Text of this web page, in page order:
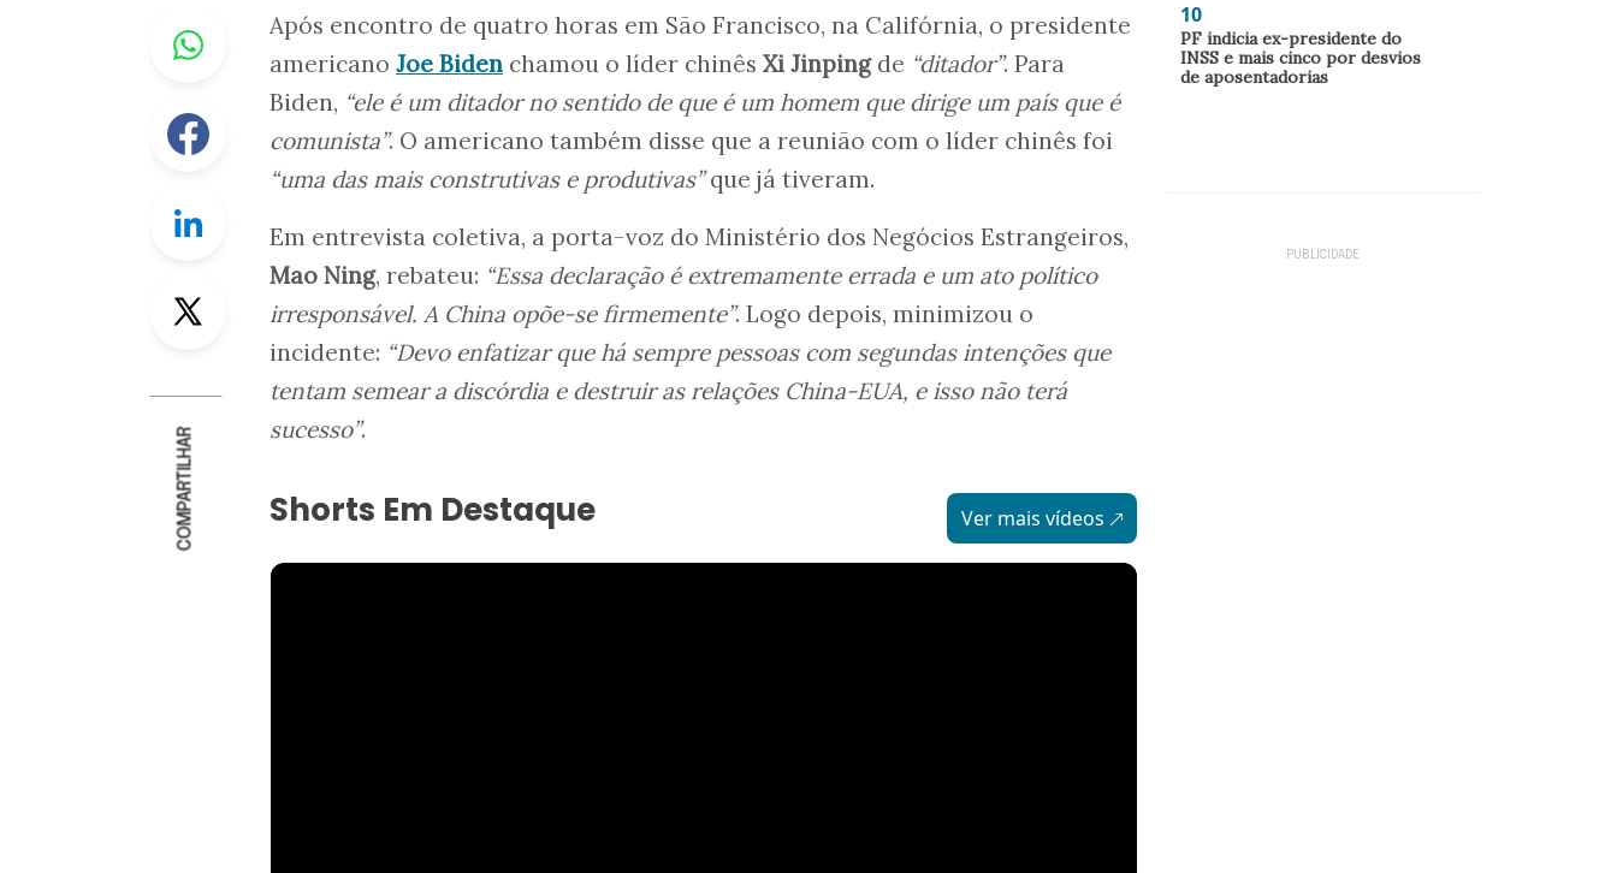
Whastapp
Facebook
Twitter
COMPARTILHAR
Após encontro de quatro horas em São Francisco, na Califórnia, o presidente
americano Joe Biden chamou o líder chinês Xi Jinpingde “ditador”. Para
Biden, “ele é um ditador no sentido de que é um homem que dirige um país que é
comunista”. O americano também disse que a reunião com o líder chinês foi
“uma das mais construtivas e produtivas”que já tiveram.
Em entrevista coletiva, a porta-voz do Ministério dos Negócios Estrangeiros,
Mao Ning, rebateu: “Essa declaração é extremamente errada e um ato político
irresponsável. A China opõe-se firmemente”. Logo depois, minimizou o
incidente: “Devo enfatizar que há sempre pessoas com segundas intenções que
tentam semear a discórdia e destruir as relações China-EUA, e isso não terá
sucesso”.
Shorts Em Destaque Ver mais vídeos
10
PF indicia ex-presidente do
INSS e mais cinco por desvios
de aposentadorias